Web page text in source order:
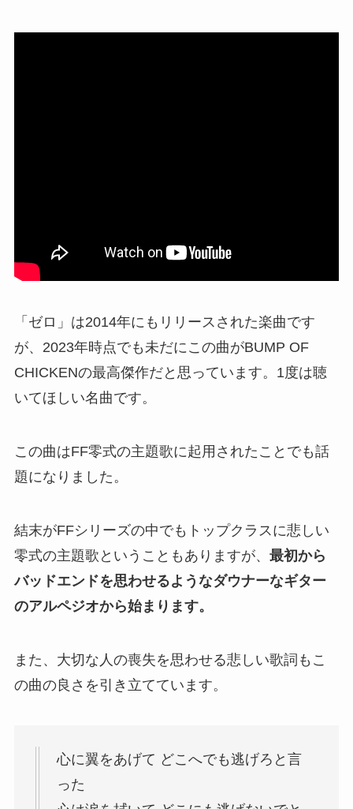
「ゼロ」は2014年にもリリースされた楽曲です
が、2023年時点でも未だにこの曲がBUMP OF
CHICKENの最高傑作だと思っています。1度は聴
いてほしい名曲です。
この曲はFF零式の主題歌に起用されたことでも話
題になりました。
結末がFFシリーズの中でもトップクラスに悲しい
零式の主題歌ということもありますが、 最初から
バッドエンドを思わせるようなダウナーなギター
のアルペジオから始まります。
また、大切な人の喪失を思わせる悲しい歌詞もこ
の曲の良さを引き立てています。
心に翼をあげて どこへでも逃げろと言
った